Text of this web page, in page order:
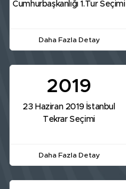
Cumhurbaşkanlığı 1.Tur Seçimi
Daha Fazla Detay
2019
23 Haziran 2019 İstanbul
Tekrar Seçimi
Daha Fazla Detay